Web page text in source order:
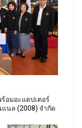
อมอะแดปเตอร์
นล (2008) จำกัด